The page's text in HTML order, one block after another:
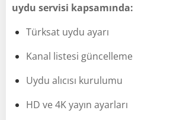
uydu servisi kapsamında:
Türksat uydu ayarı
Kanal listesi güncelleme
Uydu alıcısı kurulumu
HD ve 4K yayın ayarları